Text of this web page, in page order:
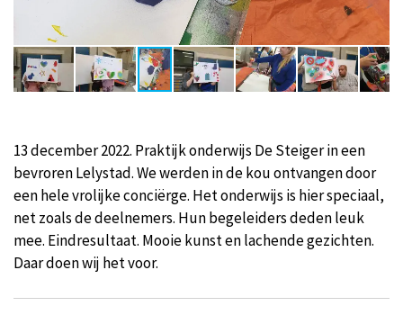
13 december 2022. Praktijk onderwijs De Steiger in een
bevroren Lelystad. We werden in de kou ontvangen door
een hele vrolijkeconciërge. Het onderwijs is hier speciaal,
net zoals de deelnemers. Hun begeleiders deden leuk
mee. Eindresultaat. Mooie kunst en lachende gezichten.
Daar doen wij het voor.